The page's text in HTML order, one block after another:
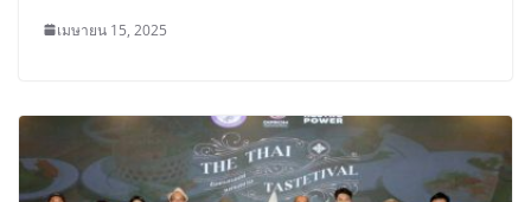
เมษายน 15, 2025